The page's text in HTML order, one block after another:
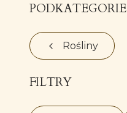
PODKATEGORIE
Rośliny
FILTRY